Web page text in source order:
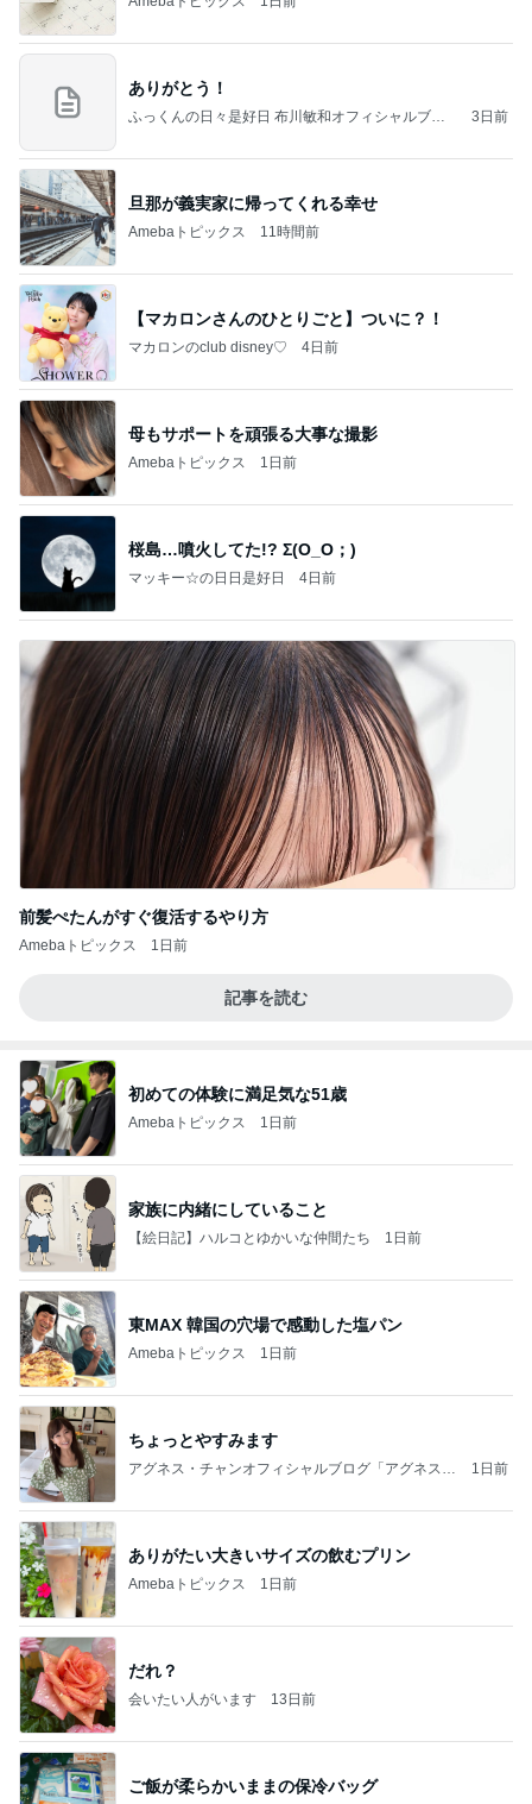
ありがとう！
ふっくんの日々是好日 布川敏和オフィシャルブロ
3日前
旦那が義実家に帰ってくれる幸せ
Amebaトピックス 11時間前
【マカロンさんのひとりごと】ついに？！
マカロンのclub disney♡ 4日前
母もサポートを頑張る大事な撮影
Amebaトピックス 1日前
桜島…噴火してた!? Σ(O_O；)
マッキー☆の日日是好日 4日前
前髪ぺたんがすぐ復活するやり方
Amebaトピックス 1日前
記事を読む
初めての体験に満足気な51歳
Amebaトピックス 1日前
家族に内緒にしていること
【絵日記】ハルコとゆかいな仲間たち 1日前
東MAX 韓国の穴場で感動した塩パン
Amebaトピックス 1日前
ちょっとやすみます
アグネス・チャンオフィシャルブログ「アグネスち
1日前
ありがたい大きいサイズの飲むプリン
Amebaトピックス 1日前
だれ？
会いたい人がいます 13日前
ご飯が柔らかいままの保冷バッグ